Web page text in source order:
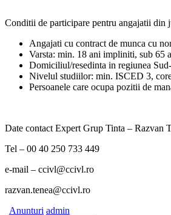
Conditii de participare pentru angajatii
Angajati cu contract de munca cu
Varsta: min. 18 ani impliniti, sub 65
Domiciliul/resedinta in regiunea
Nivelul studiilor: min. ISCED 3,
Persoanele care ocupa pozitii de
Date contact Expert Grup Tinta – Razvan
Tel – 00 40 250 733 449
e-mail – ccivl@ccivl.ro
razvan.tenea@ccivl.ro
Anunturi admin